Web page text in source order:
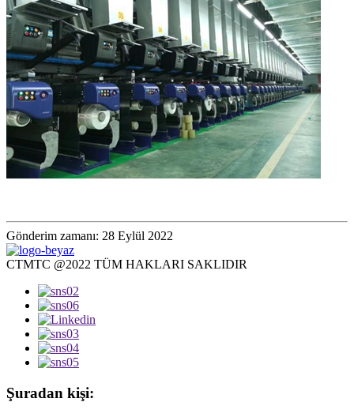
Gönderim zamanı: 28 Eylül 2022
CTMTC @2022 TÜM HAKLARI SAKLIDIR
Şuradan kişi: